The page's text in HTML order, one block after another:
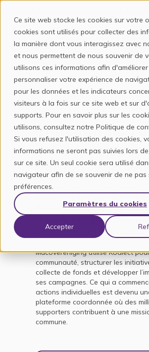
Ce site web stocke les cookies sur votre
cookies sont utilisés pour collecter des
la manière dont vous interagissez avec
et nous permettent de nous souvenir de
utilisons ces informations afin
personnaliser votre expérience de
pour les données et les indicateurs
visiteurs à la fois sur ce site web et sur
supports. Pour en savoir plus sur les
utilisons, consultez notre Politique de
Si vous refusez l'utilisation des cookies,
informations ne seront pas suivies lors
sur ce site. Un seul cookie sera utilisé
navigateur afin de se souvenir de ne pas
préférences.
Paramètres du cookies
Accepter
d'utilisation et nos messages sincères.
Transformer
impact
Comment
mobilisé des milliers de
donateurs pour
recherche et les soins
Mucovereniging utilise Koalect
communauté, structurer les
collecte de fonds et développer
ses campagnes. Ce qui a
actions individuelles est devenu
plateforme coordonnée où des
supporters contribuent à une
commune.